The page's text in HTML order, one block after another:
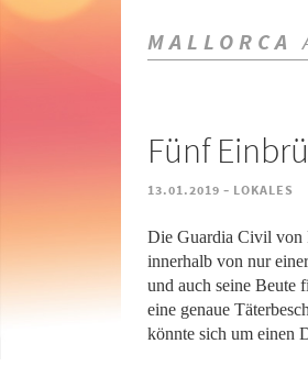
MALLORCA
Fünf
13.01.2019 - LOKALES
Die Guardia Civil von
innerhalb von nur
und auch seine Beute
eine genaue
könnte sich um einen